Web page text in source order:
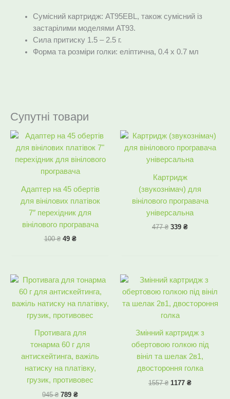
Сумісний картридж: AT95EBL, також сумісний із
застарілими моделями AT93.
Сила притиску 1.5 – 2.5 г.
Форма та розміри голки: еліптична, 0.4 x 0.7 мл
Супутні товари
Адаптер на 45 обертів
для вінілових платівок
7″ перехідник для
вінілового програвача
100₴
Оригінальна
100 ₴.
49 ₴
Поточна
ціна:
49 ₴.
Картридж
(звукознімач) для
вінілового програвача
універсальна
477₴
Оригінальна
477 ₴.
339 ₴
Поточна
339 ₴.
Противага для
тонарма 60 г для
антискейтинга, важіль
натиску на платівку,
грузик, противовес
945₴
Оригінальна
945 ₴.
789 ₴
Поточна
789 ₴.
Змінний картридж з
обертовою голкою під
вініл та шелак 2в1,
двостороння голка
1557₴
Оригінальна
1557 ₴.
1177 ₴
Поточна
1177 ₴.